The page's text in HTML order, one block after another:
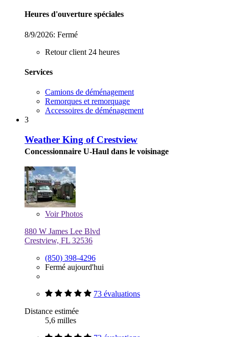
Heures d'ouverture spéciales
8/9/2026: Fermé
Retour client 24 heures
Services
Camions de déménagement
Remorques et remorquage
Accessoires de déménagement
3
Weather King of Crestview
Concessionnaire U-Haul dans le voisinage
VoirPhotos
880 W James Lee Blvd
Crestview, FL 32536
(850) 398-4296
Fermé aujourd'hui
73 évaluations
Distance estimée
5,6 milles